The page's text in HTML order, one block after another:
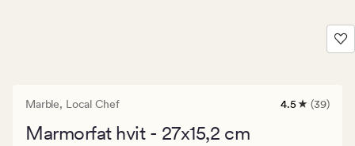
Marble, Local Chef
39
4.5 (39)
Marmorfat hvit - 27x15,2 cm